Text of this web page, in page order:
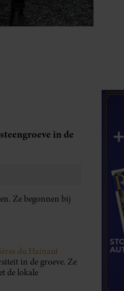
in de
Ze begonnen bij
du Hainaut
in de groeve. Ze
de lokale